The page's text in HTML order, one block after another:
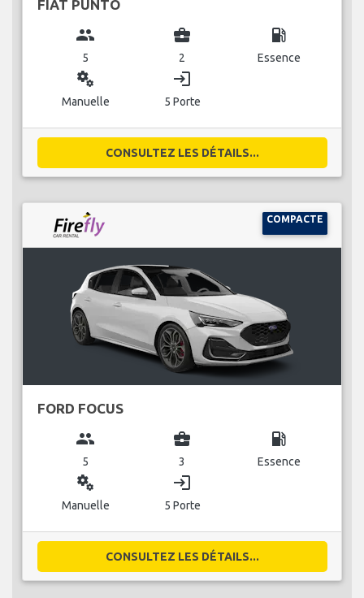
FIAT PUNTO
group
5
business_center
2
local_gas_station
Essence
miscellaneous_services
Manuelle
login
5 Porte
CONSULTEZ LES DÉTAILS...
COMPACTE
FORD FOCUS
group
5
business_center
3
local_gas_station
Essence
miscellaneous_services
Manuelle
login
5 Porte
CONSULTEZ LES DÉTAILS...